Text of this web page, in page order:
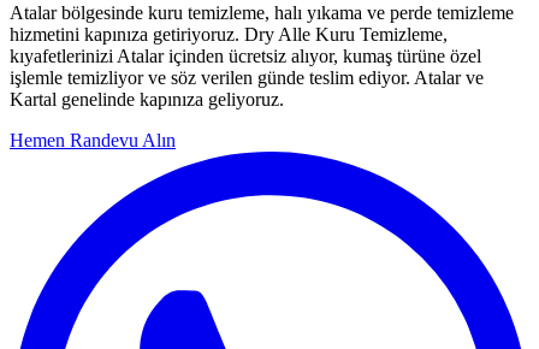
Atalar bölgesinde kuru temizleme, halı yıkama ve perde temizleme
hizmetini kapınıza getiriyoruz. Dry Alle Kuru Temizleme,
kıyafetlerinizi Atalar içinden ücretsiz alıyor, kumaş türüne özel
işlemle temizliyor ve söz verilen günde teslim ediyor. Atalar ve
Kartal genelinde kapınıza geliyoruz.
Hemen Randevu Alın